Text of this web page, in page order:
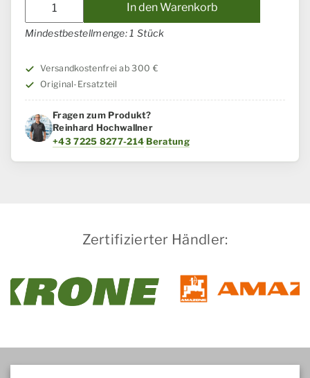
IH
Menge
In den Warenkorb
Mindestbestellmenge: 1 Stück
Versandkostenfrei ab 300 €
Original-Ersatzteil
Fragen zum Produkt?
Reinhard Hochwallner
+43 7225 8277-214·Beratung
Zertifizierter Händler: